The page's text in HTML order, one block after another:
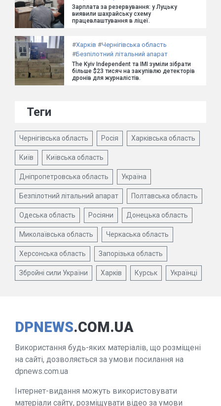
Зарплата за резервування: у Луцьку
виявили шахрайську схему
працевлаштування в ліцеї.
#Харків #Чернігівська область
#Безпілотний літальний апарат
The Kyiv Independent та ІМІ зуміли зібрати
більше $23 тисяч на закупівлю детекторів
дронів для журналістів.
Теги
Чернігівська область Росія Харківська область
Київ Київська область
Дніпропетровська область Україна
Безпілотний літальний апарат Полтавська область
Одеська область Росіяни Донецька область
Миколаївська область Черкаська область
Херсонська область Запорізька область
Збройні сили України Харків Курськ Українці
DPNEWS.COM.UA
Використання будь-яких матеріалів, що розміщені
на сайті, дозволяється за умови посилання на
dpnews.com.ua
Інтернет-видання можуть використовувати
матеріали сайту, розміщувати відео за умови